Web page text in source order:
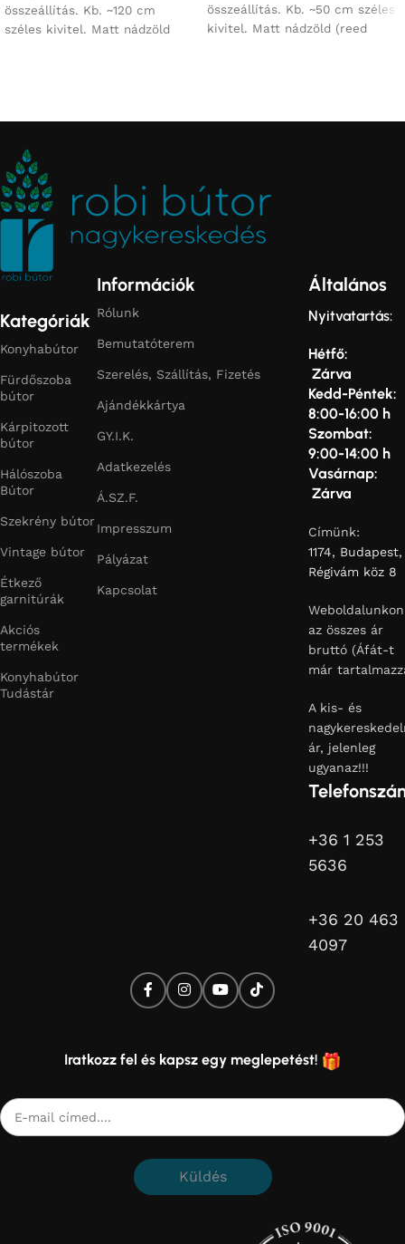
összeállítás. Kb. ~120 cm
széles kivitel. Matt nádzöld
tárolómodullal a törölközőknek
Ráültethető dizájn mosdótál
megoldásra optimalizálva. A
csaptelep és/vagy szifon
jellemzően nem része az
alapcsomagnak.
összeállítás. Kb. ~50 cm széles
kivitel. Matt nádzöld (reed
és/vagy szifon jellemzően nem
Kategóriák
Konyhabútor
Fürdőszoba
bútor
Kárpitozott
bútor
Hálószoba
Bútor
Szekrény bútor
Vintage bútor
Étkező
garnitúrák
Akciós
termékek
Konyhabútor
Tudástár
Információk
Rólunk
Bemutatóterem
Szerelés, Szállítás, Fizetés
Ajándékkártya
GY.I.K.
Adatkezelés
Á.SZ.F.
Impresszum
Pályázat
Kapcsolat
Általános
Nyitvatartás:
Hétfő:
Zárva
Kedd-Péntek:
8:00-16:00 h
Szombat:
9:00-14:00 h
Vasárnap:
Zárva
Címünk:
1174, Budapest,
Régivám köz 8
Weboldalunkon
az összes ár
bruttó (Áfát-t
már
A kis- és
ár, jelenleg
ugyanaz!!!
+36 1 253
5636
+36 20 463
4097
Iratkozz fel és kapsz egy meglepetést!
Küldés